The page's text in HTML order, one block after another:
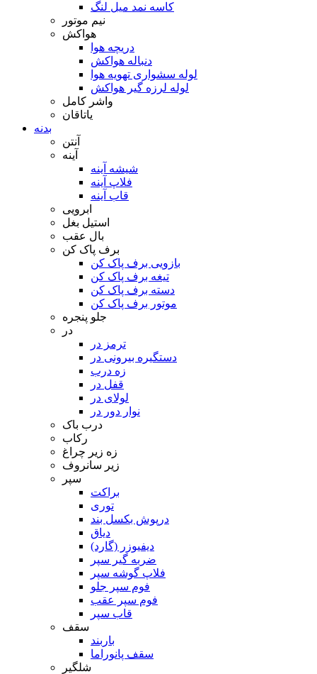
کاسه نمد میل لنگ
نیم موتور
هواکش
دریچه هوا
دنباله هواکش
لوله سشواری تهویه هوا
لوله لرزه گیر هواکش
واشر کامل
یاتاقان
بدنه
آنتن
آینه
شیشه آینه
فلاپ آینه
قاب آینه
ابرویی
استیل بغل
بال عقب
برف پاک کن
بازویی برف پاک کن
تیغه برف پاک کن
دسته برف پاک کن
موتور برف پاک کن
جلو پنجره
در
ترمز در
دستگیره بیرونی در
زه درب
قفل در
لولای در
نوار دور در
درب باک
رکاب
زه زیر چراغ
زیر سانروف
سپر
براکت
توری
درپوش بکسل بند
دیاق
دیفیوزر (گارد)
ضربه گیر سپر
فلاپ گوشه سپر
فوم سپر جلو
فوم سپر عقب
قاب سپر
سقف
باربند
سقف پانوراما
شلگیر